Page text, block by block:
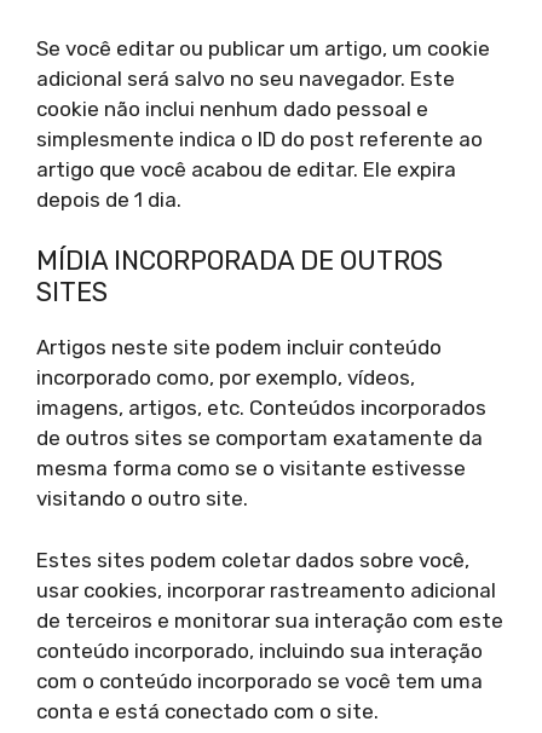
Se você editar ou publicar um artigo, um cookie
adicional será salvo no seu navegador. Este
cookie não inclui nenhum dado pessoal e
simplesmente indica o ID do post referente ao
artigo que você acabou de editar. Ele expira
depois de 1 dia.
MÍDIA INCORPORADA DE OUTROS
SITES
Artigos neste site podem incluir conteúdo
incorporado como, por exemplo, vídeos,
imagens, artigos, etc. Conteúdos incorporados
de outros sites se comportam exatamente da
mesma forma como se o visitante estivesse
visitando o outro site.
Estes sites podem coletar dados sobre você,
usar cookies, incorporar rastreamento adicional
de terceiros e monitorar sua interação com este
conteúdo incorporado, incluindo sua interação
com o conteúdo incorporado se você tem uma
conta e está conectado com o site.